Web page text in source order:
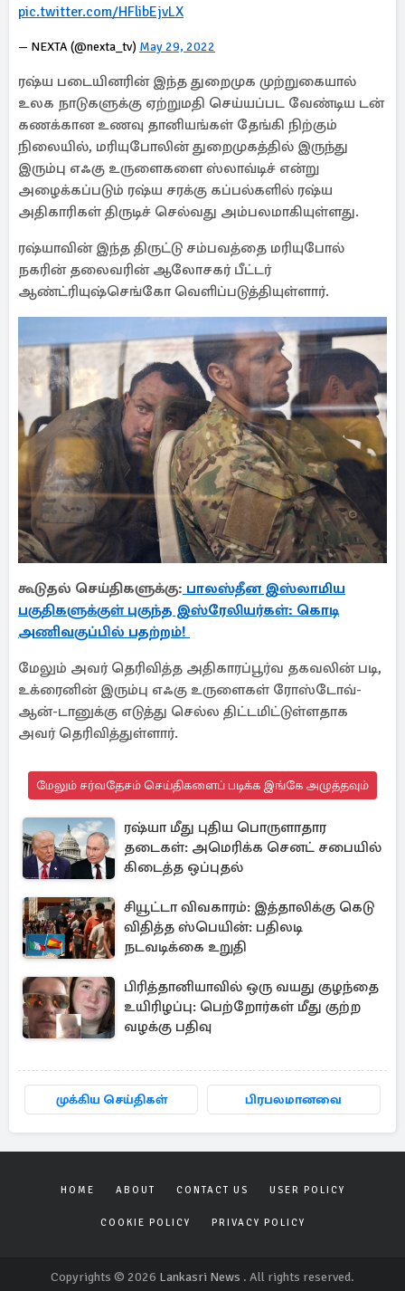
pic.twitter.com/HFlibEjvLX
— NEXTA (@nexta_tv) May 29, 2022
ரஷ்ய படையினரின் இந்த துறைமுக முற்றுகையால்
உலக நாடுகளுக்கு ஏற்றுமதி செய்யப்பட வேண்டிய டன்
கணக்கான உணவு தானியங்கள் தேங்கி நிற்கும்
நிலையில், மரியுபோலின் துறைமுகத்தில் இருந்து
இரும்பு எஃகு உருளைகளை ஸ்லாவ்டிச் என்று
அழைக்கப்படும் ரஷ்ய சரக்கு கப்பல்களில் ரஷ்ய
அதிகாரிகள் திருடிச் செல்வது அம்பலமாகியுள்ளது.
ரஷ்யாவின் இந்த திருட்டு சம்பவத்தை மரியுபோல்
நகரின் தலைவரின் ஆலோசகர் பீட்டர்
ஆண்ட்ரியுஷ்செங்கோ வெளிப்படுத்தியுள்ளார்.
கூடுதல் செய்திகளுக்கு: பாலஸ்தீன இஸ்லாமிய
பகுதிகளுக்குள் புகுந்த இஸ்ரேலியர்கள்: கொடி
அணிவகுப்பில் பதற்றம்!
மேலும் அவர் தெரிவித்த அதிகாரப்பூர்வ தகவலின் படி,
உக்ரைனின் இரும்பு எஃகு உருளைகள் ரோஸ்டோவ்-
ஆன்-டானுக்கு எடுத்து செல்ல திட்டமிட்டுள்ளதாக
அவர் தெரிவித்துள்ளார்.
மேலும் சர்வதேசம் செய்திகளைப் படிக்க இங்கே அழுத்தவும்
ரஷ்யா மீது புதிய பொருளாதார
தடைகள்: அமெரிக்க செனட் சபையில்
கிடைத்த ஒப்புதல்
சியூட்டா விவகாரம்: இத்தாலிக்கு கெடு
விதித்த ஸ்பெயின்: பதிலடி
நடவடிக்கை உறுதி
பிரித்தானியாவில் ஒரு வயது குழந்தை
உயிரிழப்பு: பெற்றோர்கள் மீது குற்ற
வழக்கு பதிவு
முக்கிய செய்திகள் பிரபலமானவை
HOME ABOUT CONTACT US USER POLICY
COOKIE POLICY PRIVACY POLICY
Copyrights © 2026 Lankasri News . All rights reserved.